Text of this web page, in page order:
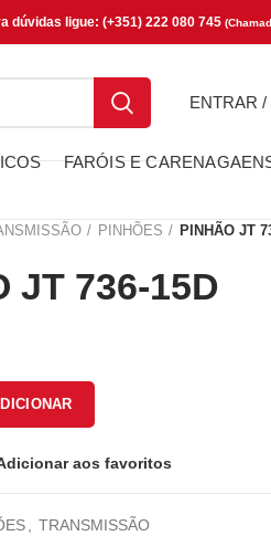
dúvidas ligue: (+351) 222 080 745
ENTRAR /
FARÓIS E
PINHÕES PINHÃO JT
JT 736-15D
aos favoritos
TRANSMISSÃO